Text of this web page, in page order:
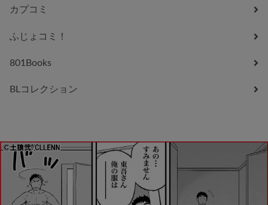
カプコミ
ふじょコミ！
801Books
BLコレクション